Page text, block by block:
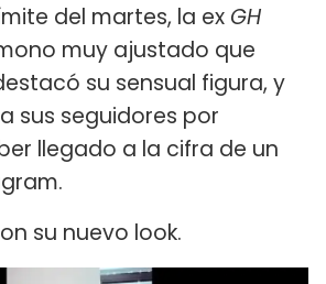
del martes, la ex GH
muy ajustado que
su sensual figura, y
sus seguidores por
llegado a la cifra de un
su nuevo look.